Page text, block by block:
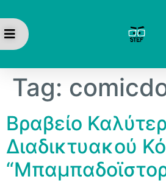
Tag:
Βραβείο
Διαδικτυακού